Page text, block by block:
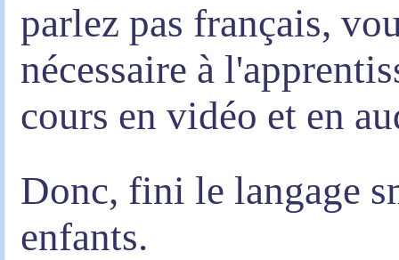
parlez pas français,
nécessaire à
cours en vidéo et en
Donc, fini le langage
enfants.